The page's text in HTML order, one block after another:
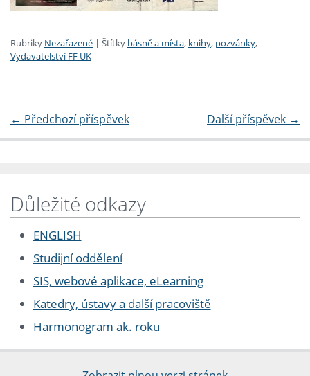
Rubriky Nezařazené | Štítky básně a místa, knihy, pozvánky,
Vydavatelství FF UK
← Předchozí příspěvek Další příspěvek →
Důležité odkazy
ENGLISH
Studijní oddělení
SIS, webové aplikace, eLearning
Katedry, ústavy a další pracoviště
Harmonogram ak. roku